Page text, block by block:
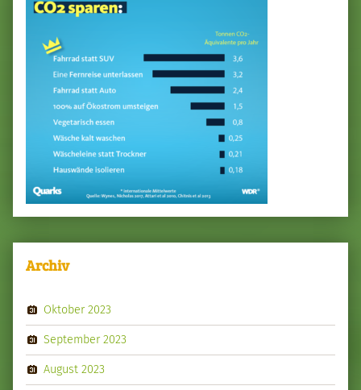
Archiv
Oktober 2023
September 2023
August 2023